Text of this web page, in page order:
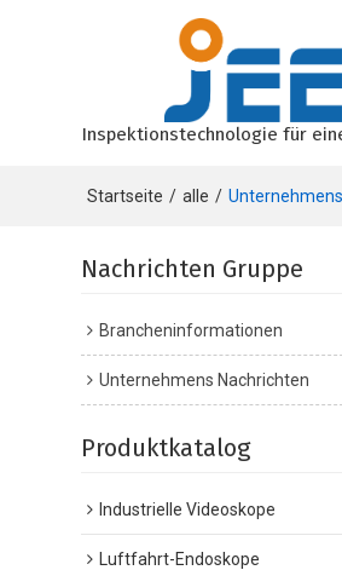
Inspektionstechnologie für
Startseite / alle /
Nachrichten Gruppe
Brancheninformationen
Unternehmens Nachrichten
Produktkatalog
Industrielle Videoskope
Luftfahrt-Endoskope